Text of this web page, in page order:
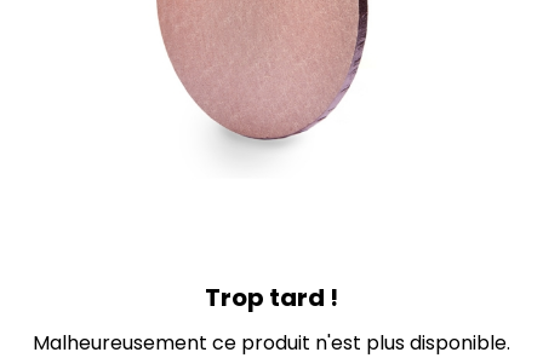
Trop tard !
Malheureusement ce produit n'est plus disponible.